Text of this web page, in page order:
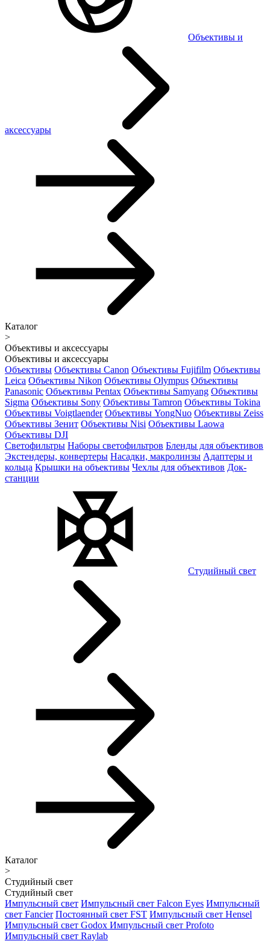
Объективы и
аксессуары
Каталог
>
Объективы и аксессуары
Объективы и аксессуары
Объективы Объективы Canon Объективы Fujifilm Объективы
Leica Объективы Nikon Объективы Olympus Объективы
Panasonic Объективы Pentax Объективы Samyang Объективы
Sigma Объективы Sony Объективы Tamron Объективы Tokina
Объективы Voigtlaender Объективы YongNuo Объективы Zeiss
Объективы Зенит Объективы Nisi Объективы Laowa
Объективы DJI
Светофильтры Наборы светофильтров Бленды для объективов
Экстендеры, конвертеры Насадки, макролинзы Адаптеры и
кольца Крышки на объективы Чехлы для объективов Док-
станции
Студийный свет
Каталог
>
Студийный свет
Студийный свет
Импульсный свет Импульсный свет Falcon Eyes Импульсный
свет Fancier Постоянный свет FST Импульсный свет Hensel
Импульсный свет Godox Импульсный свет Profoto
Импульсный свет Raylab